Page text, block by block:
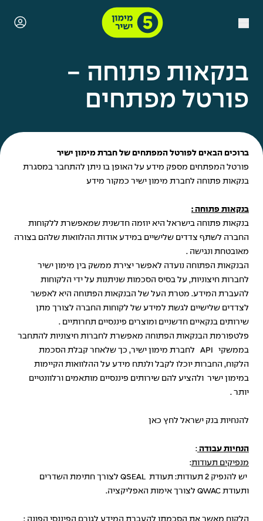
בנקאות פתוחה -
פורטל מפתחים
ברוכים הבאים לפורטל המפתחים של חברת מימון ישיר
פורטל המפתחים מספק מידע על האופן בו ניתן להתחבר במסגרת
בנקאות פתוחה לחברת מימון ישיר כמקור מידע
בנקאות פתוחה :
בנקאות פתוחה בישראל היא יוזמה חדשנית שמאפשרת ללקוחות
החברה לשתף צדדים שלישיים במידע אודות ההלוואות שלהם בצורה
מאובטחת ונגישה .
הבנקאות הפתוחה נועדה לאפשר יצירת ממשק בין מימון ישיר
לחברות חיצוניות, על בסיס הסכמות שניתנות על ידי הלקוחות
להעברת המידע. מטרת העל של הבנקאות הפתוחה היא לאפשר
לצדדים שלישיים לגשת למידע של לקוחות החברה לצורך מתן
שירותים בנקאיים חדשניים ומוצרים פיננסיים תחרותיים .
פלטפורמת הבנקאות הפתוחה מאפשרת לחברות חיצוניות להתחבר
בממשקי API לחברת מימון ישיר, כך שלאחר קבלת הסכמת
הלקוח, החברות יוכלו לקבל ולנתח מידע על ההלוואות הקיימות
במימון ישיר ולהציע להם שירותים פיננסיים מותאמים ורלוונטיים
יותר .
להנחיות בנק ישראל לחץ כאן
הנחיות עבודה :
מנפיקים תעודות:
יש להנפיק 2 תעודות: תעודת QSEAL לצורך חתימת השדרים
ותעודת QWAC לצורך אימות האפליקציה.
הלקוח מאשר את הסכמתו להעברת המידע לגורם הפיננסי הפונה :